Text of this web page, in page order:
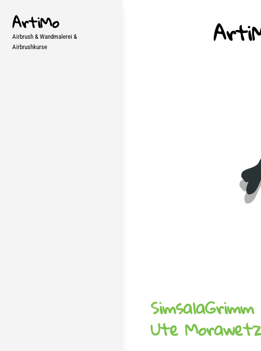
content
ArtiMo
Airbrush & Wandmalerei &
Airbrushkurse
Ute